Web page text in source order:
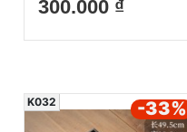
300.000 ₫
K032 -33%